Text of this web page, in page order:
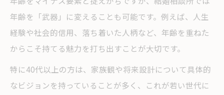
年齢を「武器」に変えることも可能です。例えば、人生
経験や社会的信用、落ち着いた人柄など、年齢を重ねた
からこそ持てる魅力を打ち出すことが大切です。
特に40代以上の方は、家族観や将来設計について具体的
なビジョンを持っていることが多く、これが若い世代に